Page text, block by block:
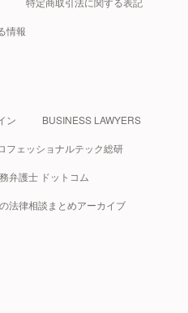
情報
ン BUSINESS LAWYERS
フェッショナルテック総研
弁護士 ドットコム
法律相談まとめアーカイブ